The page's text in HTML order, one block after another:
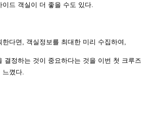
드 객실이 더 좋을 수도 있다.
다면, 객실정보를 최대한 미리 수집하여,
결정하는 것이 중요하다는 것을 이번 첫 크루즈
꼈다.